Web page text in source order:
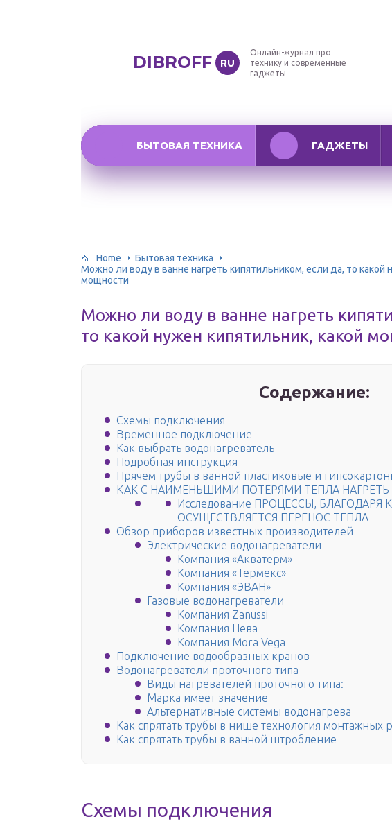
DIBROFF RU
Онлайн-журнал про
технику и современные
гаджеты
БЫТОВАЯ ТЕХНИКА ГАДЖЕТЫ
Home
Бытовая техника
Можно ли воду в ванне нагреть кипятильником, если да, то какой
мощности
Можно ли воду в ванне нагреть
то какой нужен кипятильник, какой
Содержание:
Схемы подключения
Временное подключение
Как выбрать водонагреватель
Подробная инструкция
Прячем трубы в ванной пластиковые и
КАК С НАИМЕНЬШИМИ ПОТЕРЯМИ ТЕПЛА НАГРЕТЬ
Исследование ПРОЦЕССЫ, БЛАГОДАРЯ
ОСУЩЕСТВЛЯЕТСЯ ПЕРЕНОС ТЕПЛА
Обзор приборов известных производителей
Электрические водонагреватели
Компания «Акватерм»
Компания «Термекс»
Компания «ЭВАН»
Газовые водонагреватели
Компания Zanussi
Компания Нева
Компания Mora Vega
Подключение водообразных кранов
Водонагреватели проточного типа
Виды нагревателей проточного типа:
Марка имеет значение
Альтернативные системы водонагрева
Как спрятать трубы в нише технология монтажных
Как спрятать трубы в ванной штробление
Схемы подключения